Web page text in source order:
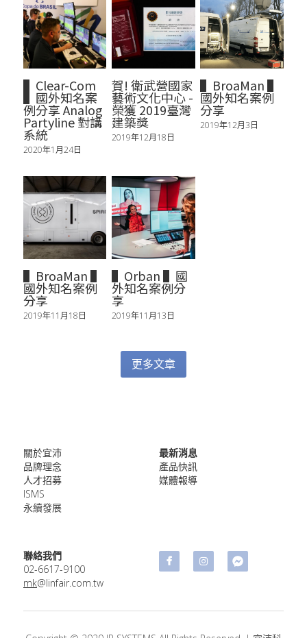
▌Clear-Com
▌國外知名案
例分享 Analog
Partyline 對講
系統
2020年1月24日
賀! 衛武營國家
藝術文化中心 -
榮獲 2019臺灣
建築獎
2019年12月18日
▌BroaMan ▌
國外知名案例
分享
2019年12月3日
▌BroaMan ▌
國外知名案例
分享
2019年11月18日
▌Orban ▌國
外知名案例分
享
2019年11月13日
更多文章
關於宜沛
品牌理念
人才招募
ISMS
永續發展
最新消息
產品快訊
媒體報導
聯絡我們
02-​6617-9100
mk@linfair.com.tw